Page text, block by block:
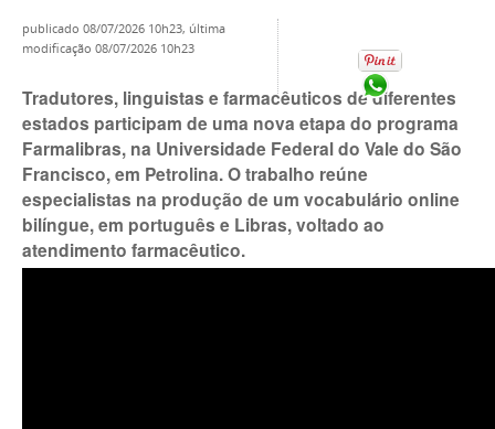
publicado 08/07/2026 10h23, última
modificação 08/07/2026 10h23
Tradutores, linguistas e farmacêuticos de diferentes
estados participam de uma nova etapa do programa
Farmalibras, na Universidade Federal do Vale do São
Francisco, em Petrolina. O trabalho reúne
especialistas na produção de um vocabulário online
bilíngue, em português e Libras, voltado ao
atendimento farmacêutico.